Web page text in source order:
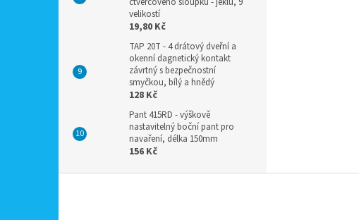
velikostí
19,80 Kč
TAP 20T - 4 drátový dveřní a
okenní dagnetický kontakt
závrtný s bezpečnostní
smyčkou, bílý a hnědý
128 Kč
Pant 415RD - výškově
nastavitelný boční pant pro
navaření, délka 150mm
156 Kč